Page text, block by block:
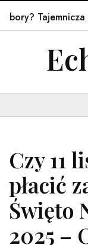
Tajemnicza
Czy 11
płacić
Święto
2025 –